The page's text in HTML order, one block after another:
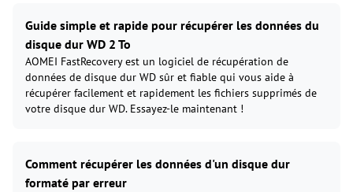
Guide simple et rapide pour récupérer les données du
disque dur WD 2 To
AOMEI FastRecovery est un logiciel de récupération de
données de disque dur WD sûr et fiable qui vous aide à
récupérer facilement et rapidement les fichiers supprimés de
votre disque dur WD. Essayez-le maintenant !
Comment récupérer les données d'un disque dur
formaté par erreur